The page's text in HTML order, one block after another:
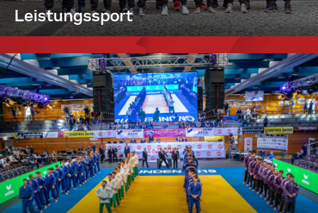
Leistungssport